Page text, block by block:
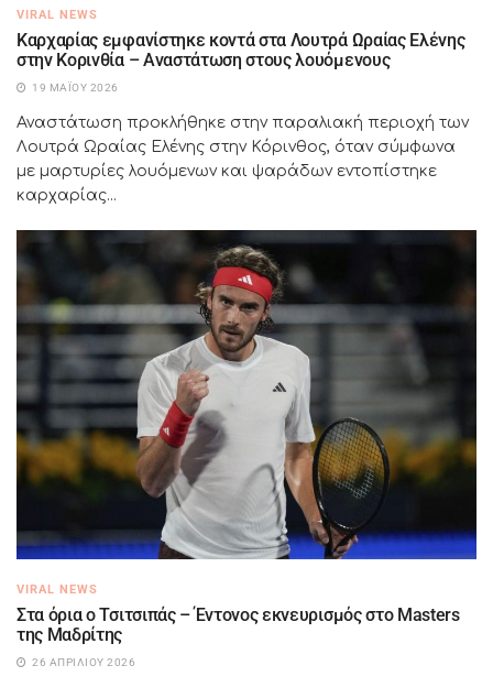
VIRAL NEWS
Καρχαρίας εμφανίστηκε κοντά στα Λουτρά Ωραίας Ελένης
στην Κορινθία – Αναστάτωση στους λουόμενους
19 ΜΑΪ́ΟΥ 2026
Αναστάτωση προκλήθηκε στην παραλιακή περιοχή των
Λουτρά Ωραίας Ελένης στην Κόρινθος, όταν σύμφωνα
με μαρτυρίες λουόμενων και ψαράδων εντοπίστηκε
καρχαρίας...
VIRAL NEWS
Στα όρια ο Τσιτσιπάς – Έντονος εκνευρισμός στο Masters
της Μαδρίτης
26 ΑΠΡΙΛΊΟΥ 2026